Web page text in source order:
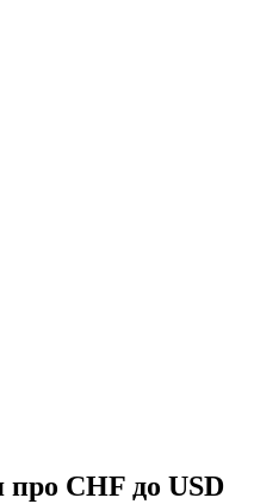
про CHF до USD